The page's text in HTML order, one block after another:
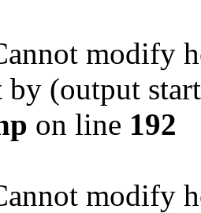
modify
by (output
on line 192
modify